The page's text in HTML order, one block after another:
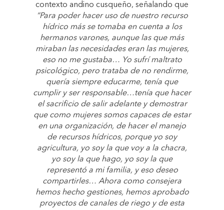
contexto andino cusqueño, señalando que
“Para poder hacer uso de nuestro recurso
hídrico más se tomaba en cuenta a los
hermanos varones, aunque las que más
miraban las necesidades eran las mujeres,
eso no me gustaba… Yo sufrí maltrato
psicológico, pero trataba de no rendirme,
quería siempre educarme, tenía que
cumplir y ser responsable…tenía que hacer
el sacrificio de salir adelante y demostrar
que como mujeres somos capaces de estar
en una organización, de hacer el manejo
de recursos hídricos, porque yo soy
agricultura, yo soy la que voy a la chacra,
yo soy la que hago, yo soy la que
representó a mi familia, y eso deseo
compartirles… Ahora como consejera
hemos hecho gestiones, hemos aprobado
proyectos de canales de riego y de esta